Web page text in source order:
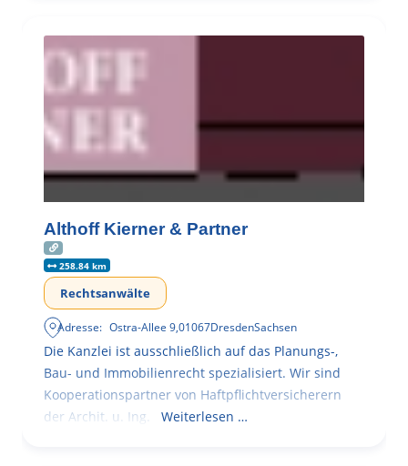
Althoff Kierner & Partner
258.84 km
Rechtsanwälte
Adresse: Ostra-Allee 9,01067DresdenSachsen
Die Kanzlei ist ausschließlich auf das Planungs-,
Bau- und Immobilienrecht spezialisiert. Wir sind
Kooperationspartner von Haftpflichtversicherern
der Archit. u. Ing.
Weiterlesen …